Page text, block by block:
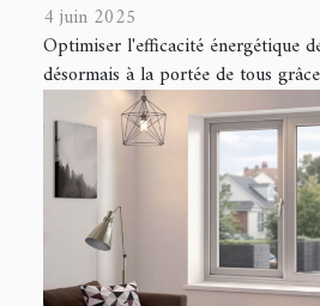
4 juin 2025
Optimiser l'efficacité énergétique
désormais à la portée de tous